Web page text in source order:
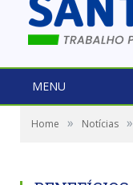
MENU
Home » Notícias »